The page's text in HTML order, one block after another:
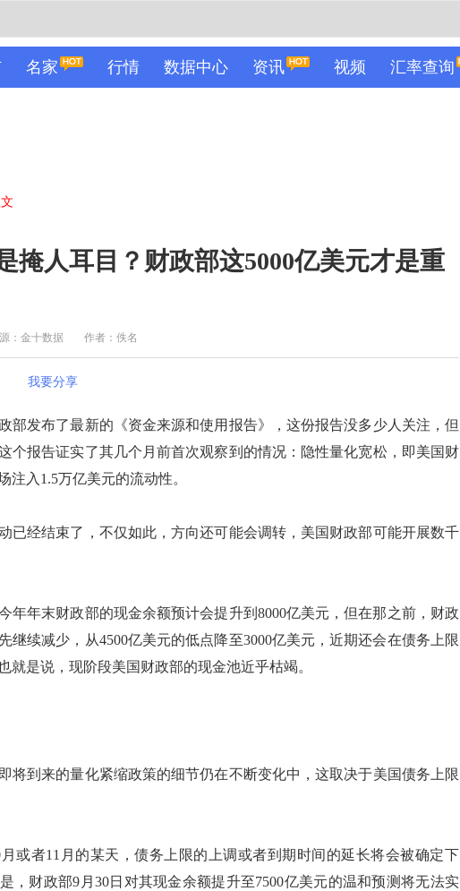
名家 行情 数据中心 资讯 视频 汇率查询
掩人耳目？财政部这5000亿美元才是重
：金十数据 作者：佚名
我要分享
发布了最新的《资金来源和使用报告》，这份报告没多少人关注，但
个报告证实了其几个月前首次观察到的情况：隐性量化宽松，即美国财
注入1.5万亿美元的流动性。
经结束了，不仅如此，方向还可能会调转，美国财政部可能开展数千
年末财政部的现金余额预计会提升到8000亿美元，但在那之前，财政
继续减少，从4500亿美元的低点降至3000亿美元，近期还会在债务上限
就是说，现阶段美国财政部的现金池近乎枯竭。
到来的量化紧缩政策的细节仍在不断变化中，这取决于美国债务上限
者11月的某天，债务上限的上调或者到期时间的延长将会被确定下
，财政部9月30日对其现金余额提升至7500亿美元的温和预测将无法实